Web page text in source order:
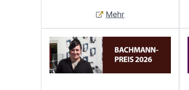
Mehr